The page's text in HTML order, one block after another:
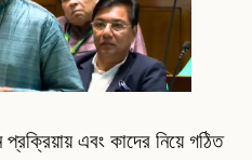
এবং কাদের নিয়ে গঠিত